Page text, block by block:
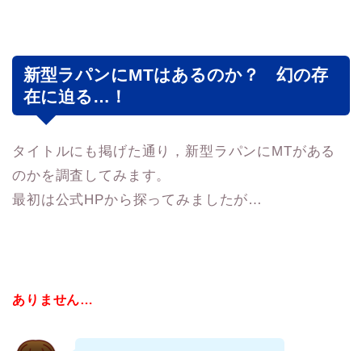
新型ラパンにMTはあるのか？ 幻の存
在に迫る…！
タイトルにも掲げた通り，新型ラパンにMTがある
のかを調査してみます。
最初は公式HPから探ってみましたが…
ありません…